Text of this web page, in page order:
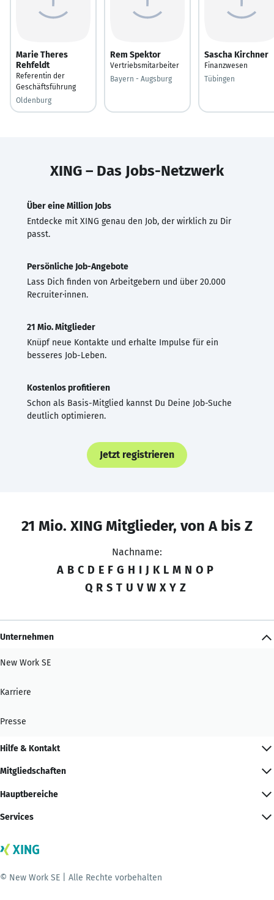
Marie Theres
Rehfeldt
Referentin der
Geschäftsführung
Oldenburg
Rem Spektor
Vertriebsmitarbeiter
Bayern - Augsburg
Sascha Kirchner
Finanzwesen
Tübingen
XING – Das Jobs-Netzwerk
Über eine Million Jobs
Entdecke mit XING genau den Job, der wirklich zu Dir
passt.
Persönliche Job-Angebote
Lass Dich finden von Arbeitgebern und über 20.000
Recruiter·innen.
21 Mio. Mitglieder
Knüpf neue Kontakte und erhalte Impulse für ein
besseres Job-Leben.
Kostenlos profitieren
Schon als Basis-Mitglied kannst Du Deine Job-Suche
deutlich optimieren.
Jetzt registrieren
21 Mio. XING Mitglieder, von A bis Z
Nachname:
A B C D E F G H I J K L M N O P
Q R S T U V W X Y Z
Unternehmen
New Work SE
Karriere
Presse
Hilfe & Kontakt
Mitgliedschaften
Hauptbereiche
Services
© New Work SE | Alle Rechte vorbehalten